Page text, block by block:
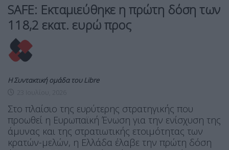
SAFE: Εκταμιεύθηκε η πρώτη δόση των
118,2 εκατ. ευρώ προς
Η Συντακτική ομάδα του Libre
Στο πλαίσιο της ευρύτερης στρατηγικής που
προωθεί η Ευρωπαϊκή Ένωση για την ενίσχυση της
άμυνας και της στρατιωτικής ετοιμότητας των
κρατών-μελών, η Ελλάδα έλαβε την πρώτη δόση